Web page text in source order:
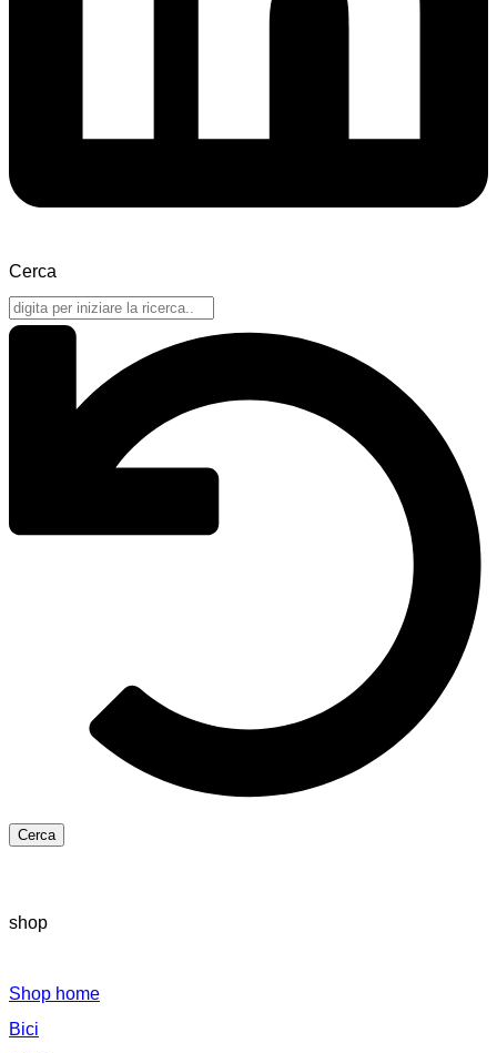
Cerca
Cerca
shop
Shop home
Bici